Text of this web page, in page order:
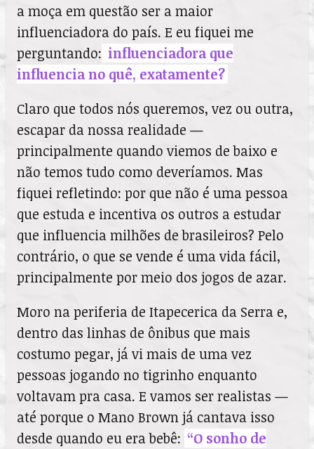
a moça em questão ser a maior
influenciadora do país. E eu fiquei me
perguntando: influenciadora que
influencia no quê, exatamente?
Claro que todos nós queremos, vez ou outra,
escapar da nossa realidade —
principalmente quando viemos de baixo e
não temos tudo como deveríamos. Mas
fiquei refletindo: por que não é uma pessoa
que estuda e incentiva os outros a estudar
que influencia milhões de brasileiros? Pelo
contrário, o que se vende é uma vida fácil,
principalmente por meio dos jogos de azar.
Moro na periferia de Itapecerica da Serra e,
dentro das linhas de ônibus que mais
costumo pegar, já vi mais de uma vez
pessoas jogando no tigrinho enquanto
voltavam pra casa. E vamos ser realistas —
até porque o Mano Brown já cantava isso
desde quando eu era bebê: “O sonho de